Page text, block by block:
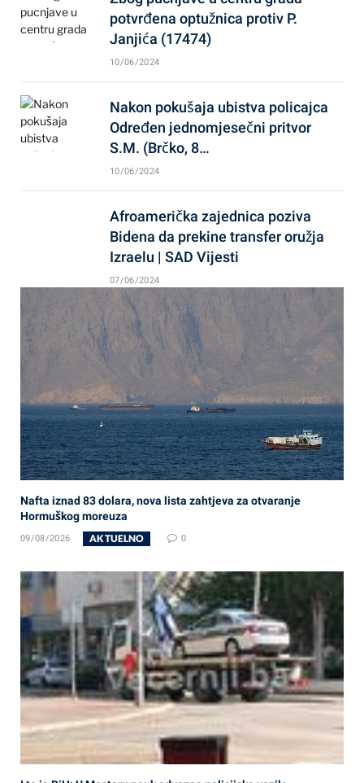
potvrđena optužnica protiv P.
Janjića (17474)
10/06/2024
Nakon pokušaja ubistva policajca
Određen jednomjesečni pritvor
S.M. (Brčko, 8…
10/06/2024
Afroamerička zajednica poziva
Bidena da prekine transfer oružja
Izraelu | SAD Vijesti
07/06/2024
Nafta iznad 83 dolara, nova lista zahtjeva za otvaranje
Hormuškog moreuza
09/08/2026 AKTUELNO 0